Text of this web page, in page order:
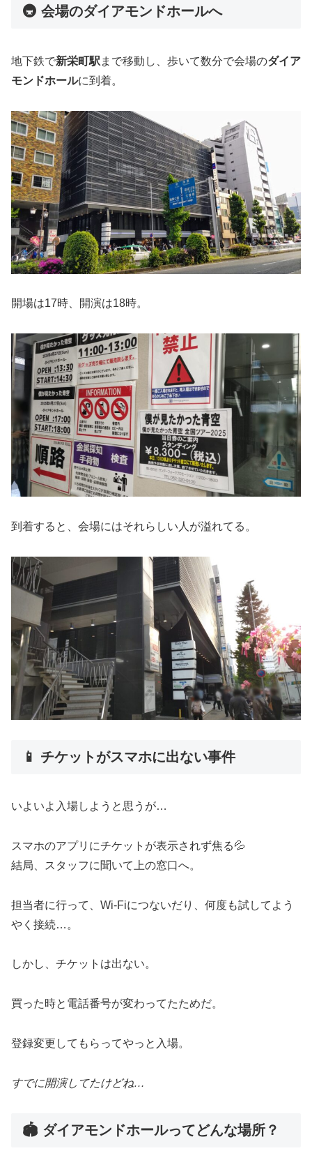
🚇 会場のダイアモンドホールへ
地下鉄で新栄町駅 まで移動し、歩いて数分で会場のダイア
モンドホールに到着。
開場は17時、開演は18時。
到着すると、会場にはそれらしい人が溢れてる。
📱 チケットがスマホに出ない事件
いよいよ入場しようと思うが…
スマホのアプリにチケットが表示されず焦る💦
結局、スタッフに聞いて上の窓口へ。
担当者に行って、Wi-Fiにつないだり、何度も試してよう
やく接続…。
しかし、チケットは出ない。
買った時と電話番号が変わってたためだ。
登録変更してもらってやっと入場。
すでに開演してたけどね…
🏟 ダイアモンドホールってどんな場所？